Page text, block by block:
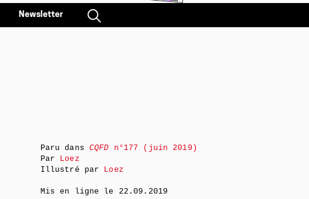
Newsletter
Paru dans CQFD n°177 (juin 2019)
Par Loez
Illustré par Loez
Mis en ligne le 22.09.2019